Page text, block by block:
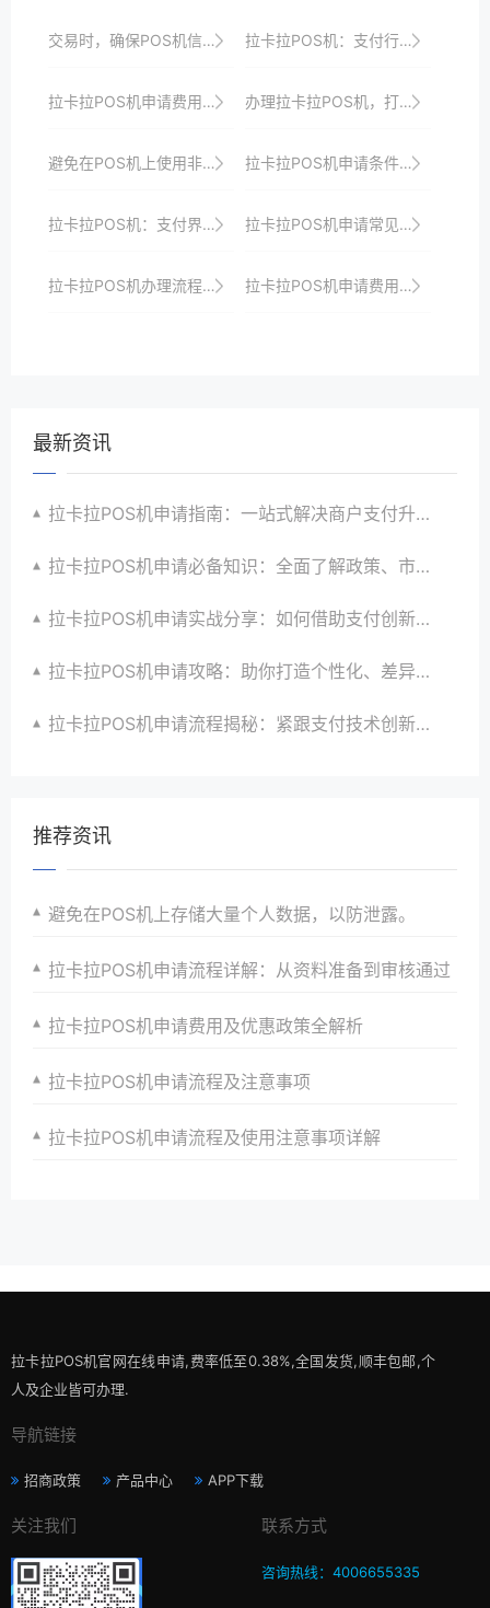
交易时，确保POS机信号稳定，避免网络延迟或中断。 拉卡拉POS机：支付行业的创新典范
拉卡拉POS机申请费用及优惠政策全解析 办理拉卡拉POS机，打造智能便捷安全的收银系统，引领支付行业创新与发展潮流
避免在POS机上使用非授权的外设，以防数据泄露。 拉卡拉POS机申请条件：个体户如何快速通过？
拉卡拉POS机：支付界的“智慧大师” 拉卡拉POS机申请常见问题解答
拉卡拉POS机办理流程：一站式服务，轻松上手 拉卡拉POS机申请费用及隐藏成本分析
最新资讯
拉卡拉POS机申请指南：一站式解决商户支付升级、智能化与创新需求
拉卡拉POS机申请必备知识：全面了解政策、市场、技术与创新趋势
拉卡拉POS机申请实战分享：如何借助支付创新技术提升商户运营效益与效率
拉卡拉POS机申请攻略：助你打造个性化、差异化支付体验以提升竞争力
拉卡拉POS机申请流程揭秘：紧跟支付技术创新步伐，抢占市场先机
推荐资讯
避免在POS机上存储大量个人数据，以防泄露。
拉卡拉POS机申请流程详解：从资料准备到审核通过
拉卡拉POS机申请费用及优惠政策全解析
拉卡拉POS机申请流程及注意事项
拉卡拉POS机申请流程及使用注意事项详解
拉卡拉POS机官网在线申请,费率低至0.38%,全国发货,顺丰包邮,个
人及企业皆可办理.
导航链接
招商政策 产品中心 APP下载
关注我们 联系方式
咨询热线：4006655335